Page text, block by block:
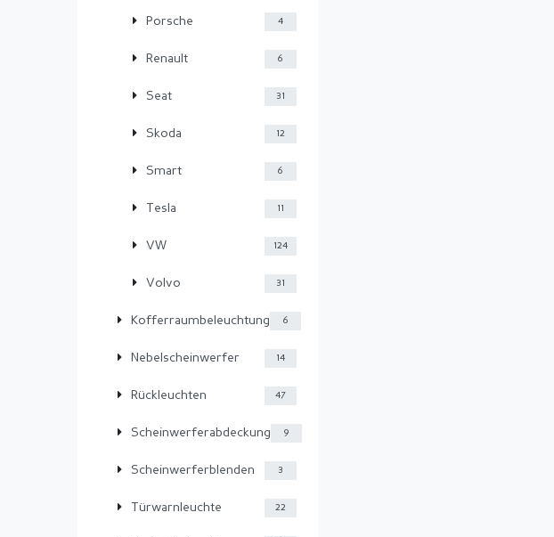
Porsche 4
Renault 6
Seat 31
Skoda 12
Smart 6
Tesla 11
VW 124
Volvo 31
Kofferraumbeleuchtung 6
Nebelscheinwerfer 14
Rückleuchten 47
Scheinwerferabdeckung 9
Scheinwerferblenden 3
Türwarnleuchte 22